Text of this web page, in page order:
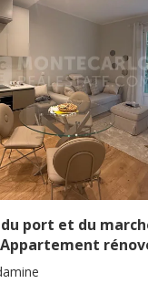
port et du